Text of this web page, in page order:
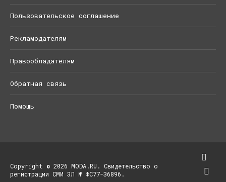
Пользовательское соглашение
Рекламодателям
Правообладателям
Обратная связь
Помощь
Copyright © 2026 MODA.RU. Свидетельство о
регистрации СМИ ЭЛ № ФС77-36896.